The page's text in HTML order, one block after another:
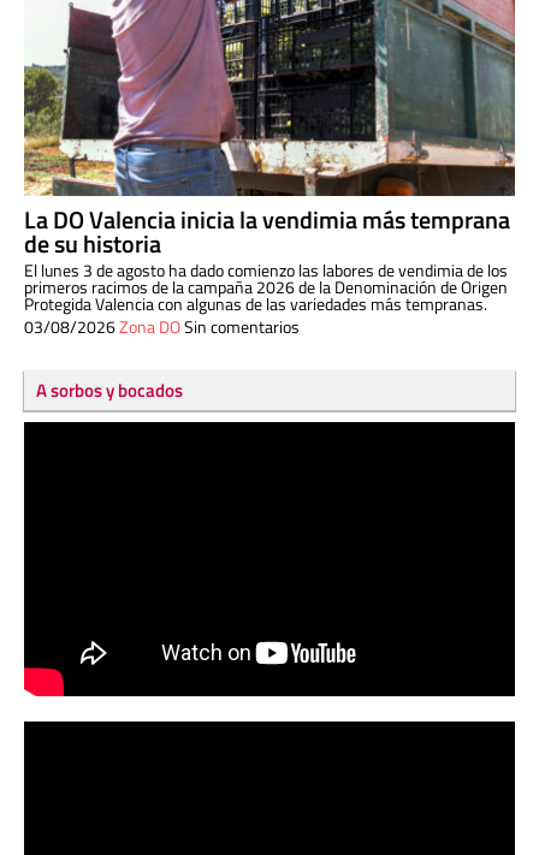
La DO Valencia inicia la vendimia más temprana
de su historia
El lunes 3 de agosto ha dado comienzo las labores de vendimia de los
primeros racimos de la campaña 2026 de la Denominación de Origen
Protegida Valencia con algunas de las variedades más tempranas.
03/08/2026Zona DOSin comentarios
A sorbos y bocados